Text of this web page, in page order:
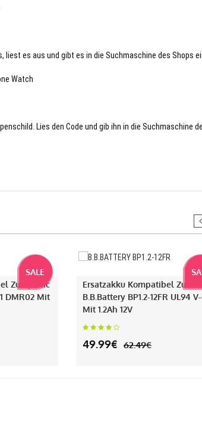
es aus und gibt es in die Suchmaschine des Shops
Watch
Lies den Code und gib ihn in die Suchmaschine
SALE
Zu DJI Mic
DMR02 Mit
Ersatzakku Kompatibel Zu
B.b.battery BP1.2-12FR UL94
Mit 1.2Ah 12V
49.99€ 62.49€